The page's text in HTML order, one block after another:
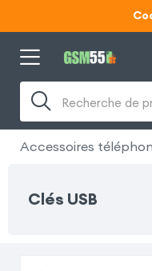
Recherche de
Accessoires
Clés USB